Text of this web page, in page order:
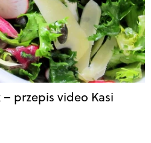
– przepis video Kasi